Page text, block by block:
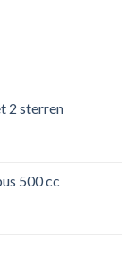
2 sterren
500 cc